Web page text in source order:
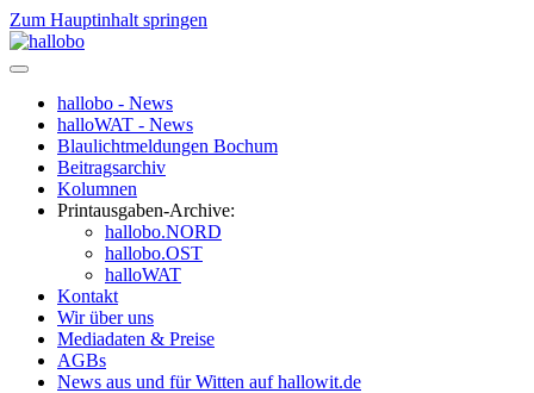
Zum Hauptinhalt springen
hallobo - News
halloWAT - News
Blaulichtmeldungen Bochum
Beitragsarchiv
Kolumnen
Printausgaben-Archive:
hallobo.NORD
hallobo.OST
halloWAT
Kontakt
Wir über uns
Mediadaten & Preise
AGBs
News aus und für Witten auf hallowit.de